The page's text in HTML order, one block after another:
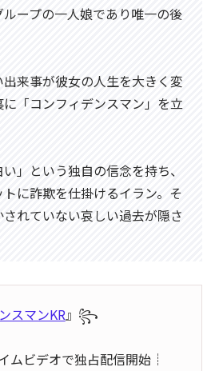
ープの一人娘であり唯一の後
来事が彼女の人生を大きく変
「コンフィデンスマン」を立
」という独自の信念を持ち、
に詐欺を仕掛けるイラン。そ
れていない哀しい過去が隠さ
スマンKR』꧂
ムビデオで独占配信開始┊